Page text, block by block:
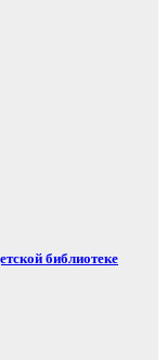
библиотеке